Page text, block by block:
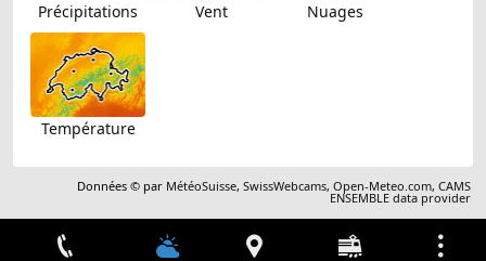
Précipitations Vent Nuages
Température
Données © par MétéoSuisse,SwissWebcams,Open-Meteo.com,CAMS
ENSEMBLE data provider